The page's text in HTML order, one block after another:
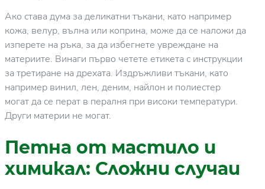
Ако става дума за деликатни тъкани, като например
кожа, велур, вълна или коприна, може да се наложи да
изперете на ръка, за да избегнете увреждане на
материите. Винаги първо четете етикета с инструкции
за третиране на дрехата. Издръжливи тъкани, като
например винил, лен, деним, найлон и полиестер
могат да се перат в пералня при високи температури.
Други материи не могат.
Петна от мастило и
химикал: Сложни случаи